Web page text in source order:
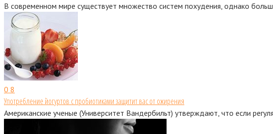
В современном мире существует множество систем похудения, однако
0 8
Употребление йогуртов с пробиотиками защитит вас от ожирения
Американские ученые (Университет Вандербильт) утверждают, что если